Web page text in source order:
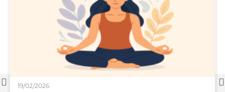
Diabetes Treatment Tablets
Vitamins for Children
Footh Care
19/02/2026